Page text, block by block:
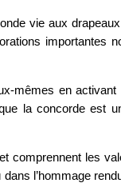
vie aux
importantes
mêmes en activant
la concorde est
comprennent les
l’hommage